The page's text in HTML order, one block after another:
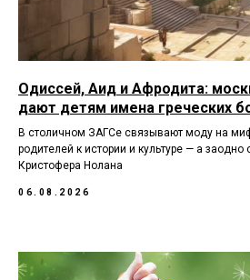
Одиссей, Аид и Афродита:
дают детям имена греческих
В столичном ЗАГСе связывают моду на
родителей к истории и культуре — а
Кристофера Нолана
06.08.2026